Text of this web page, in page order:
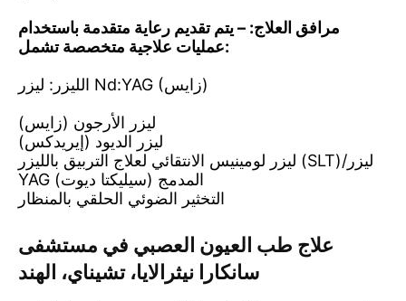
مرافق العلاج: – يتم تقديم رعاية متقدمة باستخدام
عمليات علاجية متخصصة تشمل:
الليزر: ليزر Nd:YAG (زايس)
ليزر الأرجون (زايس)
ليزر الديود (إيريدكس)
ليزر لومينيس الانتقائي لعلاج التربيق بالليزر (SLT)/ليزر
YAG المدمج (سيليكتا ديوت)
التخثير الضوئي الحلقي بالمنظار
علاج طب العيون العصبي في مستشفى
سانكارا نيثرالايا، تشيناي، الهند